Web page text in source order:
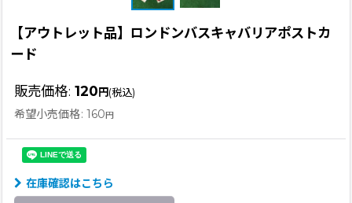
【アウトレット品】ロンドンバスキャバリアポストカ
ード
販売価格: 120円(税込)
希望小売価格: 160円
在庫確認はこちら